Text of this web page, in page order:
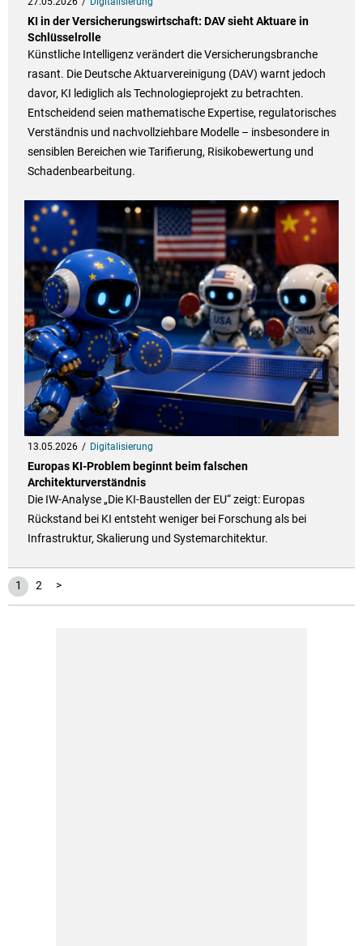
KI in der Versicherungswirtschaft: DAV sieht Aktuare in
Schlüsselrolle
Künstliche Intelligenz verändert die Versicherungsbranche
rasant. Die Deutsche Aktuarvereinigung (DAV) warnt jedoch
davor, KI lediglich als Technologieprojekt zu betrachten.
Entscheidend seien mathematische Expertise, regulatorisches
Verständnis und nachvollziehbare Modelle – insbesondere in
sensiblen Bereichen wie Tarifierung, Risikobewertung und
Schadenbearbeitung.
13.05.2026 Digitalisierung
Europas KI-Problem beginnt beim falschen
Architekturverständnis
Die IW-Analyse „Die KI-Baustellen der EU“ zeigt: Europas
Rückstand bei KI entsteht weniger bei Forschung als bei
Infrastruktur, Skalierung und Systemarchitektur.
1 2 >